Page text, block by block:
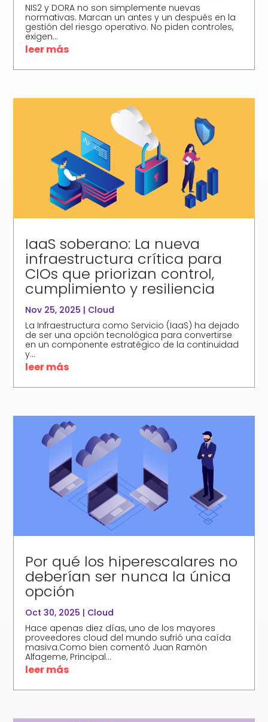
​NIS2 y DORA no son simplemente nuevas
normativas. Marcan un antes y un después en la
gestión del riesgo operativo. No piden controles,
exigen...
leer más
IaaS soberano: La nueva
infraestructura crítica para
CIOs que priorizan control,
cumplimiento y resiliencia
Nov 25, 2025 | Cloud
La Infraestructura como Servicio (IaaS) ha dejado
de ser una opción tecnológica para convertirse
en un componente estratégico de la continuidad
y...
leer más
Por qué los hiperescalares no
deberían ser nunca la única
opción
Oct 30, 2025 | Cloud
Hace apenas diez días, uno de los mayores
proveedores cloud del mundo sufrió una caída
masiva.Como bien comentó Juan Ramón
Alfageme, Principal...
leer más